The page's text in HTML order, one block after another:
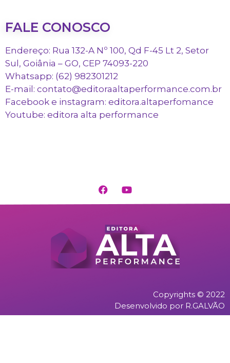
FALE CONOSCO
Endereço: Rua 132-A Nº 100, Qd F-45 Lt 2, Setor
Sul, Goiânia – GO, CEP 74093-220
Whatsapp: (62) 982301212
E-mail: contato@editoraaltaperformance.com.br
Facebook e instagram: editora.altaperfomance
Youtube: editora alta performance
Copyrights © 2022
Desenvolvido por R.GALVÃO